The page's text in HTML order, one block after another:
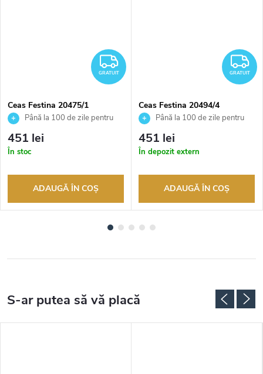
GRATUIT
GRATUIT
Ceas Festina 20475/1
Până la 100 de zile pentru
returnarea bunurilor. Vânzător
autorizat
451 lei
În stoc
ADAUGĂ ÎN COŞ
GRATUIT
Ceas Festina 20494/4
Până la 100 de zile pentru
returnarea bunurilor. Vânzător
autorizat
451 lei
În depozit extern
ADAUGĂ ÎN COŞ